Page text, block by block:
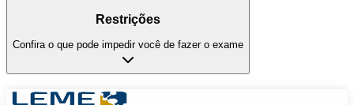
Restrições
Confira o que pode impedir você de fazer o exame